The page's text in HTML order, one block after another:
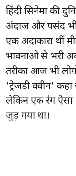
हिंदी सिनेमा की
अंदाज और पसंद भी
एक अदाकारा थीं
भावनाओं से भरी
तरीका आज भी
'ट्रेजडी क्वीन'
लेकिन एक रंग ऐसा
जुड़ गया था।